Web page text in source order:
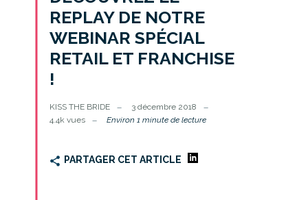
REPLAY DE NOTRE
WEBINAR SPÉCIAL
RETAIL ET FRANCHISE
!
KISS THE BRIDE
3 décembre 2018
4.4k vues
Environ 1 minute de lecture
PARTAGER CET ARTICLE